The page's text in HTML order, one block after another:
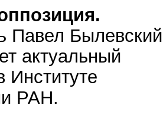
Павел Былевский
актуальный
Институте
РАН.